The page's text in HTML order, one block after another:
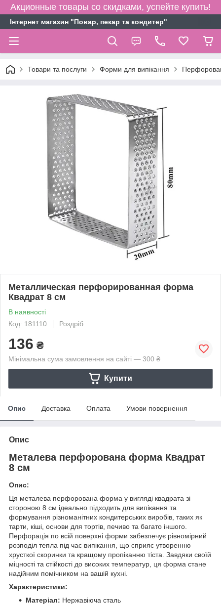
Акционные товары со скидками, успейте купить!
Інтернет магазин "Повар, пекар та кондитер"
Товари та послуги Форми для випікання
Металлическая перфорированная форма
Квадрат 8 см
В наявності
Код: 181110
Роздріб
136 ₴
Мінімальна сума замовлення на сайті — 300 ₴
Купити
Опис Доставка Оплата Умови повернення
Опис
Металева перфорована форма Квадрат
8 см
Опис:
Ця металева перфорована форма у вигляді квадрата зі
стороною 8 см ідеально підходить для випікання та
формування різноманітних кондитерських виробів, таких як
тарти, кіші, основи для тортів, печиво та багато іншого.
Перфорація по всій поверхні форми забезпечує рівномірний
розподіл тепла під час випікання, що сприяє утворенню
хрусткої скоринки та кращому пропіканню тіста. Завдяки своїй
міцності та стійкості до високих температур, ця форма стане
надійним помічником на вашій кухні.
Характеристики:
Матеріал: Нержавіюча сталь